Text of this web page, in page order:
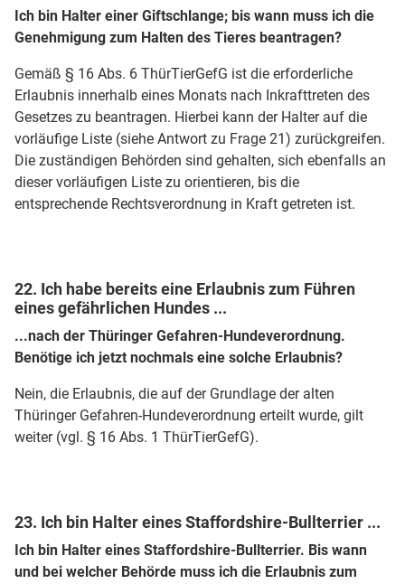
Ich bin Halter einer Giftschlange; bis wann muss ich die
Genehmigung zum Halten des Tieres beantragen?
Gemäß § 16 Abs. 6 ThürTierGefG ist die erforderliche
Erlaubnis innerhalb eines Monats nach Inkrafttreten des
Gesetzes zu beantragen. Hierbei kann der Halter auf die
vorläufige Liste (siehe Antwort zu Frage 21) zurückgreifen.
Die zuständigen Behörden sind gehalten, sich ebenfalls an
dieser vorläufigen Liste zu orientieren, bis die
entsprechende Rechtsverordnung in Kraft getreten ist.
22. Ich habe bereits eine Erlaubnis zum Führen
eines gefährlichen Hundes ...
...nach der Thüringer Gefahren-Hundeverordnung.
Benötige ich jetzt nochmals eine solche Erlaubnis?
Nein, die Erlaubnis, die auf der Grundlage der alten
Thüringer Gefahren-Hundeverordnung erteilt wurde, gilt
weiter (vgl. § 16 Abs. 1 ThürTierGefG).
23. Ich bin Halter eines Staffordshire-Bullterrier ...
Ich bin Halter eines Staffordshire-Bullterrier. Bis wann
und bei welcher Behörde muss ich die Erlaubnis zum